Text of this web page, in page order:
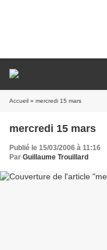
Accueil » mercredi 15 mars
mercredi 15 mars
Publié le 15/03/2006 à 11:16
Par Guillaume Trouillard